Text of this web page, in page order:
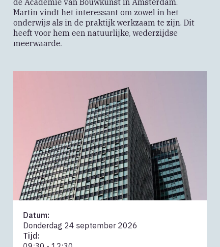
Martin vindt het interessant om zowel in het
onderwijs als in de praktijk werkzaam te zijn. Dit
heeft voor hem een natuurlijke, wederzijdse
meerwaarde.
Datum:
Donderdag 24 september 2026
Tijd: